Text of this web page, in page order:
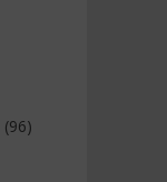
(96)